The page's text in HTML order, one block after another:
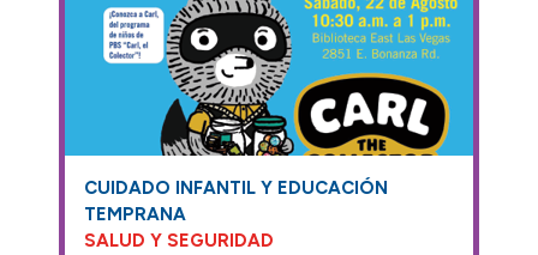
CUIDADO INFANTIL Y EDUCACIÓN
TEMPRANA
SALUD Y SEGURIDAD